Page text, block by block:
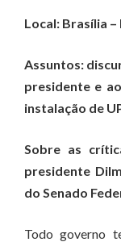
Local: Brasília –
Assuntos:
presidente e
instalação de
Sobre as
presidente
do Senado
Todo governo